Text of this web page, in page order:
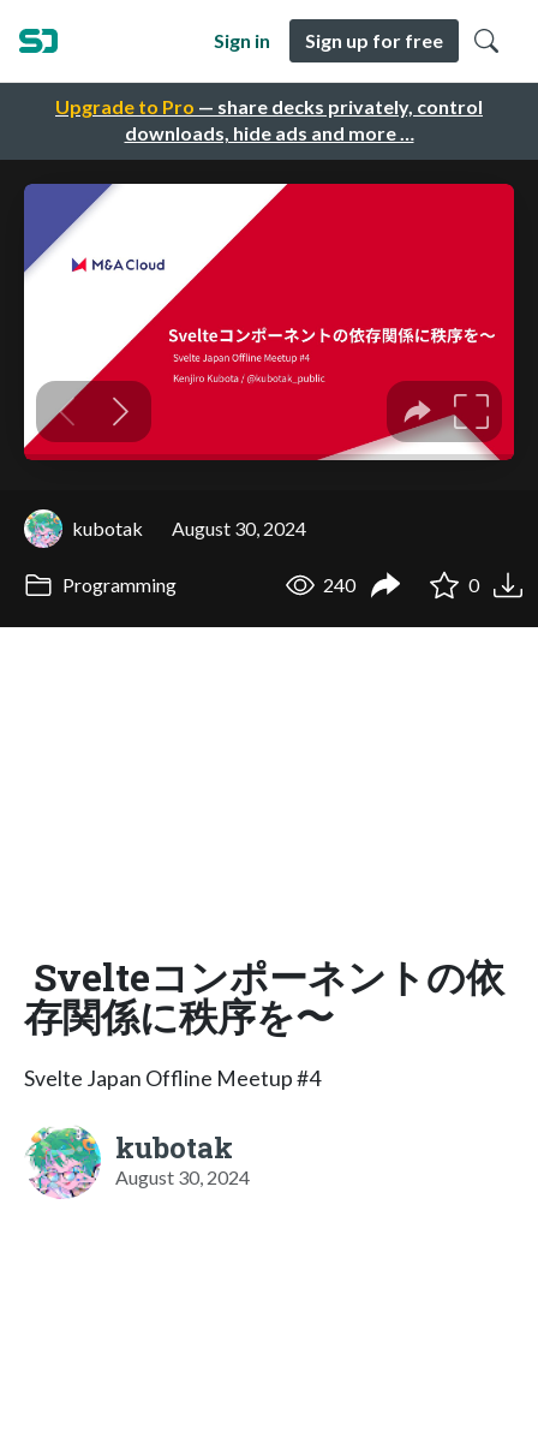
Upgrade to Pro — share decks privately, control
downloads, hide ads and more …
Sign in Sign up for free
kubotak August 30, 2024
Programming 240 0
Svelteコンポーネントの依
存関係に秩序を〜
Svelte Japan Offline Meetup #4
kubotak
August 30, 2024